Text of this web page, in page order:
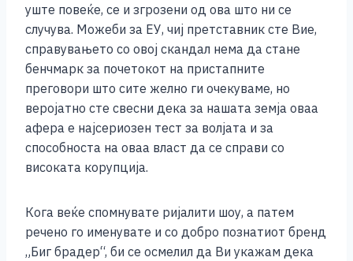
уште повеќе, се и згрозени од ова што ни се
случува. Можеби за ЕУ, чиј претставник сте Вие,
справувањето со овој скандал нема да стане
бенчмарк за почетокот на пристапните
преговори што сите желно ги очекуваме, но
веројатно сте свесни дека за нашата земја оваа
афера е најсериозен тест за волјата и за
способноста на оваа власт да се справи со
високата корупција.
Кога веќе спомнувате ријалити шоу, а патем
речено го именувате и со добро познатиот бренд
„Биг брадер“, би се осмелил да Ви укажам дека